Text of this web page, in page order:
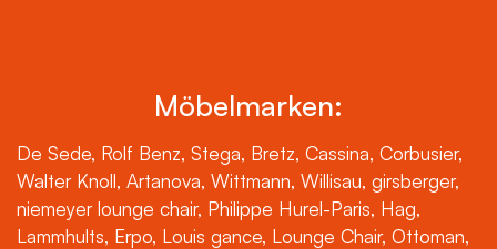
Möbelmarken:
De Sede, Rolf Benz, Stega, Bretz, Cassina, Corbusier,
Walter Knoll, Artanova, Wittmann, Willisau, girsberger,
niemeyer lounge chair, Philippe Hurel-Paris, Hag,
Lammhults, Erpo, Louis gance, Lounge Chair, Ottoman,